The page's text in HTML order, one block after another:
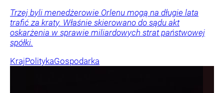
Trzej byli menedżerowie Orlenu mogą na długie lata
trafić za kraty. Właśnie skierowano do sądu akt
oskarżenia w sprawie miliardowych strat państwowej
spółki.
KrajPolitykaGospodarka